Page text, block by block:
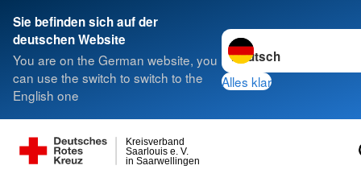
Sie befinden sich auf der
deutschen Website
You are on the German website, you
can use the switch to switch to the
English one
Sprache wechseln zu
Alles klar
in Saarwellingen
Saarlouis e. V.
Kreisverband